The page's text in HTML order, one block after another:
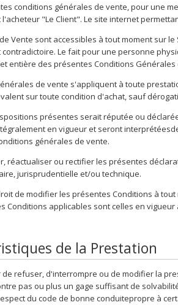
conditions générales de vente, pour une
"Le Client". Le site internet
Vente sont accessibles à tout moment sur
Le fait pour une personne
entière des présentes Conditions Générales
de vente s'appliquent à toute
sur toute condition d'achat, sauf
présentes serait réputée ou
en vigueur et seront
générales de vente.
réactualiser ou rectifier les présentes
jurisprudentielle et/ou technique.
de modifier les présentes Conditions à
Conditions applicables sont celles en
de la Prestation
refuser, d'interrompre ou de modifier la
pas ou plus un gage suffisant de
du code de bonne conduitepropre à